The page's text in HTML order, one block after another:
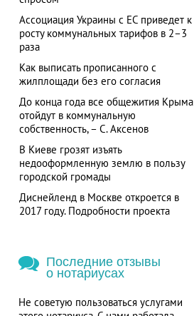
Ассоциация Украины с ЕС приведет к
росту коммунальных тарифов в 2–3
раза
Как выписать прописанного с
жилплощади без его согласия
До конца года все общежития Крыма
отойдут в коммунальную
собственность, – С. Аксенов
В Киеве грозят изъять
недооформленную землю в пользу
городской громады
Диснейленд в Москве откроется в
2017 году. Подробности проекта
Последние отзывы
о нотариусах
Не советую пользоваться услугами